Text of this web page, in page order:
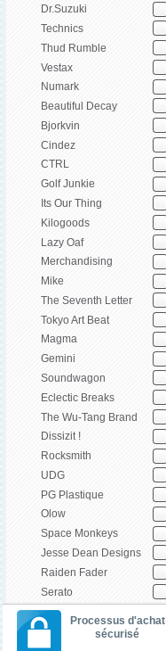
Dr.Suzuki
Technics
Thud Rumble
Vestax
Numark
Beautiful Decay
Bjorkvin
Cindez
CTRL
Golf Junkie
Its Our Thing
Kilogoods
Lazy Oaf
Merchandising
Mike
The Seventh Letter
Tokyo Art Beat
Magma
Gemini
Soundwagon
Eclectic Breaks
The Wu-Tang Brand
Dissizit !
Rocksmith
UDG
PG Plastique
Olow
Space Monkeys
Jesse Dean Designs
Raiden Fader
Serato
Processus d'achat
sécurisé